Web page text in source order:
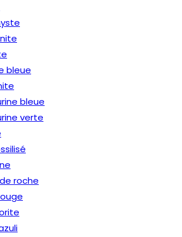
bleue
bleue
verte
roche